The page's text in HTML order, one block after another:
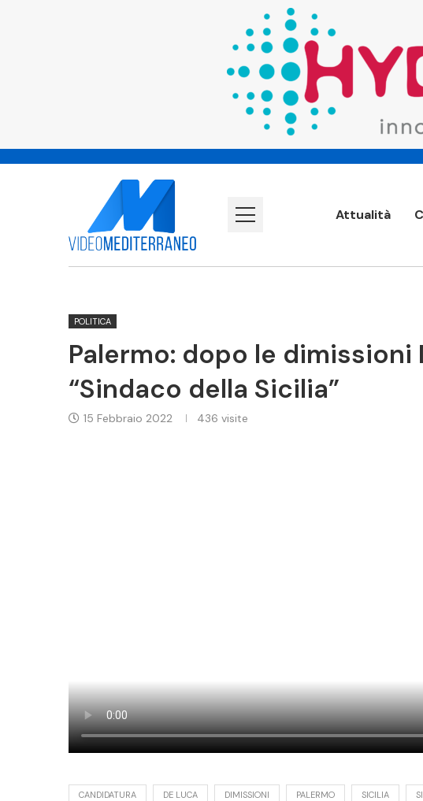
Attualità
POLITICA
Palermo: dopo le dimissioni
“Sindaco della Sicilia”
15 Febbraio 2022 436 visite
CANDIDATURA DE LUCA DIMISSIONI PALERMO SICILIA